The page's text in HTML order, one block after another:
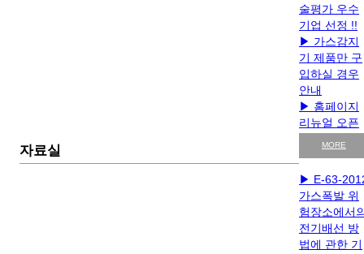
술평가 우수
기업 선정 !!
▶ 가스감지
기 제품만 구
입하실 경우
안내
▶ 홈페이지
리뉴얼 오픈
자료실 MORE
▶ E-63-
가스폭발 위
험장소에서
전기배선 방
법에 관한 기